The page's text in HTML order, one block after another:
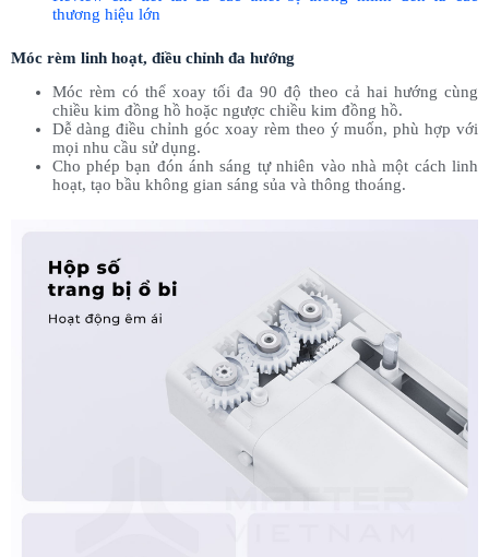
thương hiệu lớn
Móc rèm linh hoạt, điều chỉnh đa hướng
Móc rèm có thể xoay tối đa 90 độ theo cả hai hướng cùng
chiều kim đồng hồ hoặc ngược chiều kim đồng hồ.
Dễ dàng điều chỉnh góc xoay rèm theo ý muốn, phù hợp với
mọi nhu cầu sử dụng.
Cho phép bạn đón ánh sáng tự nhiên vào nhà một cách linh
hoạt, tạo bầu không gian sáng sủa và thông thoáng.